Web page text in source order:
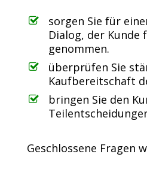
sorgen Sie für
Dialog, der
genommen.
überprüfen Sie
Kaufbereitschaft
bringen Sie den
Geschlossene Fragen